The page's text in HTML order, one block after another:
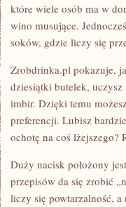
które wiele osób ma w
wino musujące.
soków, gdzie liczy się
Zrobdrinka.pl pokazuje,
dziesiątki butelek,
imbir. Dzięki temu
preferencji. Lubisz
ochotę na coś lżejszego?
Duży nacisk położony
przepisów da się zrobić
liczy się powtarzalność,